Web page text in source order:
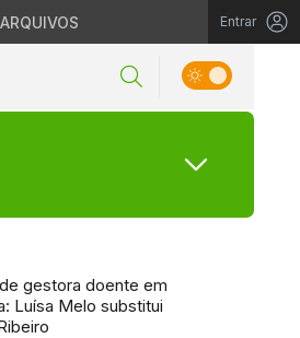
Entrar
gestora doente em
Luísa Melo substitui